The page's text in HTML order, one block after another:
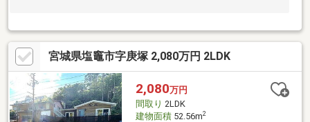
宮城県塩竈市字庚塚 2,080万円 2LDK
2,080万円
間取り 2LDK
建物面積52.56m2